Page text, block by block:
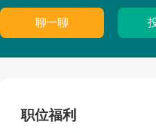
聊一聊
职位福利